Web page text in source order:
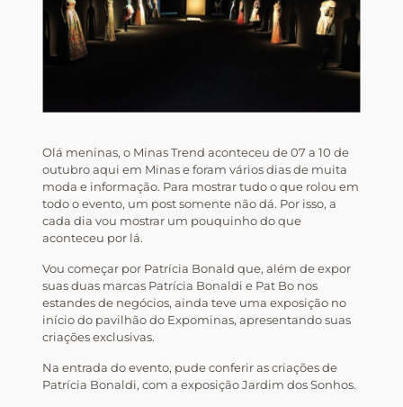
Olá meninas, o Minas Trend aconteceu de 07 a 10 de
outubro aqui em Minas e foram vários dias de muita
moda e informação. Para mostrar tudo o que rolou em
todo o evento, um post somente não dá. Por isso, a
cada dia vou mostrar um pouquinho do que
aconteceu por lá.
Vou começar por Patrícia Bonald que, além de expor
suas duas marcas Patrícia Bonaldi e Pat Bo nos
estandes de negócios, ainda teve uma exposição no
início do pavilhão do Expominas, apresentando suas
criações exclusivas.
Na entrada do evento, pude conferir as criações de
Patrícia Bonaldi, com a exposição Jardim dos Sonhos.